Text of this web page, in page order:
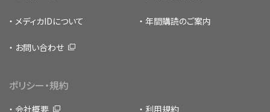
メディカIDについて 年間購読のご案内
お問い合わせ
ポリシー・規約
会社概要 利用規約